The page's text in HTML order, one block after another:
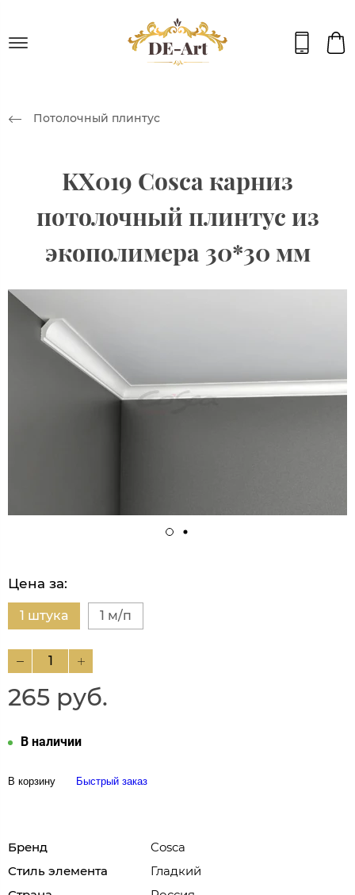
Потолочный плинтус
KX019 Cosca карниз
потолочный плинтус из
экополимера 30*30 мм
Цена за:
1 штука 1 м/п
265 руб.
В наличии
В корзину Быстрый заказ
Бренд
Cosca
Стиль элемента
Гладкий